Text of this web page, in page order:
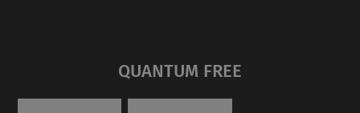
QUANTUM FREE